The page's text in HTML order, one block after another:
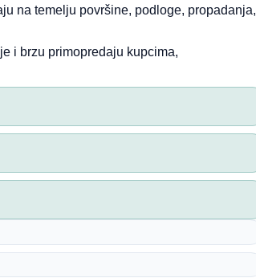
na temelju površine, podloge, propadanja,
i brzu primopredaju kupcima,